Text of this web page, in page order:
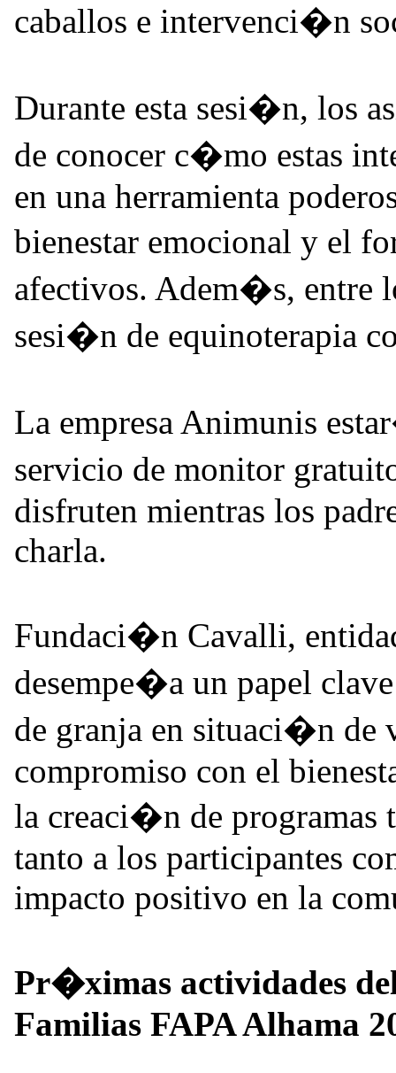
caballos e intervenci�n
Durante esta sesi�n, los
de conocer c�mo estas
en una herramienta
bienestar emocional y el
afectivos. Adem�s, entre
sesi�n de equinoterapia
La empresa Animunis
servicio de monitor
disfruten mientras los
charla.
Fundaci�n Cavalli,
desempe�a un papel
de granja en situaci�n de
compromiso con el
la creaci�n de programas
tanto a los participantes
impacto positivo en la
Pr�ximas actividades
Familias FAPA Alhama